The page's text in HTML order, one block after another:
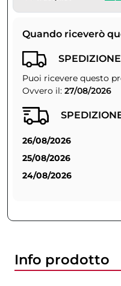
Quando riceverò
Puoi ricevere questo
Ovvero il: 27/08/2026
26/08/2026
25/08/2026
24/08/2026
Info prodotto